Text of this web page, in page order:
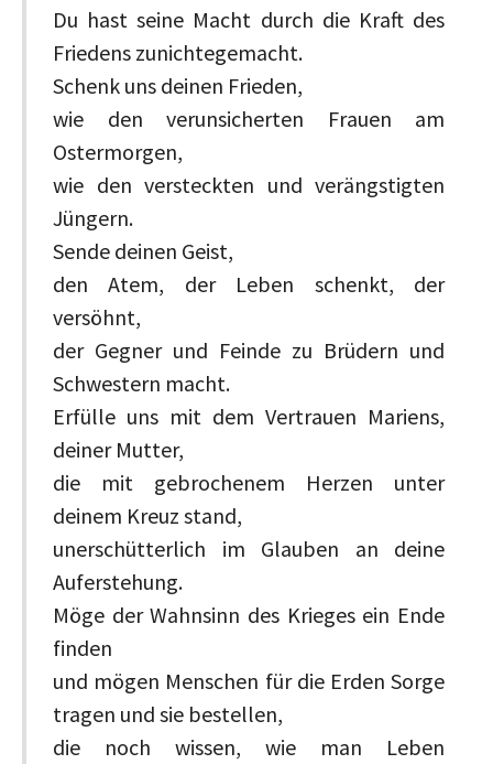
Du hast seine Macht durch die Kraft des
Friedens zunichtegemacht.
Schenk uns deinen Frieden,
wie den verunsicherten Frauen am
Ostermorgen,
wie den versteckten und verängstigten
Jüngern.
Sende deinen Geist,
den Atem, der Leben schenkt, der
versöhnt,
der Gegner und Feinde zu Brüdern und
Schwestern macht.
Erfülle uns mit dem Vertrauen Mariens,
deiner Mutter,
die mit gebrochenem Herzen unter
deinem Kreuz stand,
unerschütterlich im Glauben an deine
Auferstehung.
Möge der Wahnsinn des Krieges ein Ende
finden
und mögen Menschen für die Erden Sorge
tragen und sie bestellen,
die noch wissen, wie man Leben